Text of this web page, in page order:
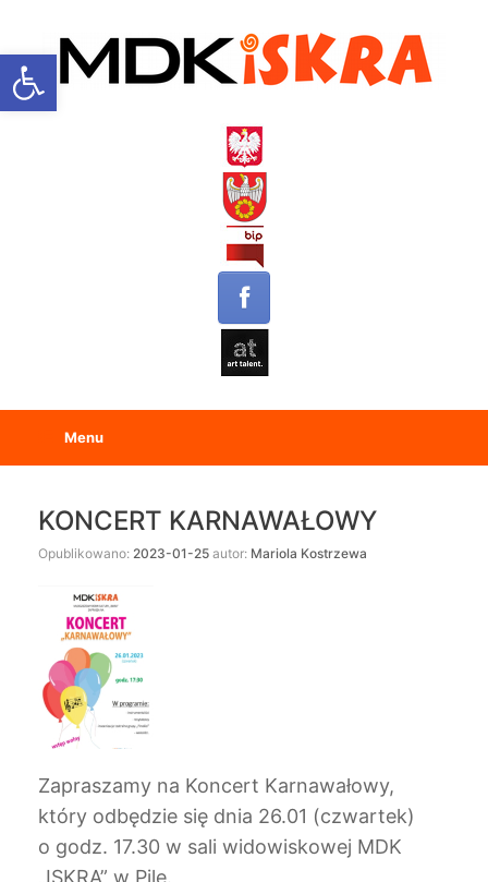
Open toolbar
Menu
KONCERT KARNAWAŁOWY
Opublikowano: 2023-01-25 autor: Mariola Kostrzewa
Zapraszamy na Koncert Karnawałowy,
który odbędzie się dnia 26.01 (czwartek)
o godz. 17.30 w sali widowiskowej MDK
„ISKRA” w Pile.